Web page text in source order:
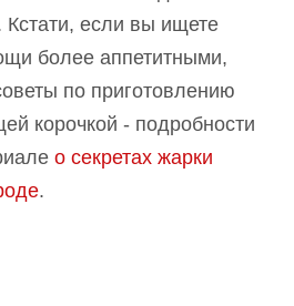
Кстати, если вы ищете
более аппетитными,
по приготовлению
корочкой - подробности
о секретах жарки
.